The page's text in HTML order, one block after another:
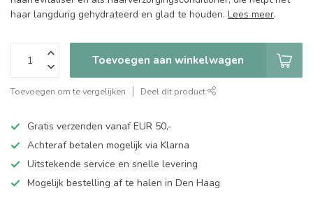
haar langdurig gehydrateerd en glad te houden. Lees meer.
Toevoegen aan winkelwagen
Toevoegen om te vergelijken Deel dit product
Gratis verzenden vanaf EUR 50,-
Achteraf betalen mogelijk via Klarna
Uitstekende service en snelle levering
Mogelijk bestelling af te halen in Den Haag